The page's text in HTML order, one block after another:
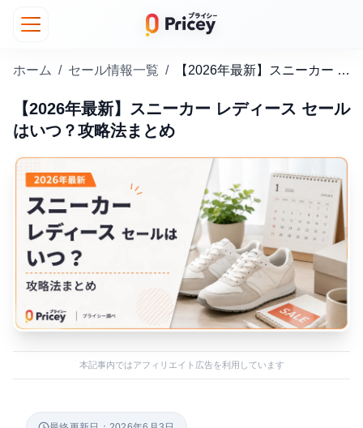
ホーム / セール情報一覧 / 【2026年最新】スニーカー レディース セールはいつ？攻略法まとめ
【2026年最新】スニーカー レディース セール
はいつ？攻略法まとめ
本記事内ではアフィリエイト広告を利用しています